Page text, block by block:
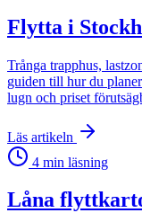
Flytta i
Trånga trapphus,
guiden till hur du
lugn och priset
Läs artikeln
4 min läsning
Låna